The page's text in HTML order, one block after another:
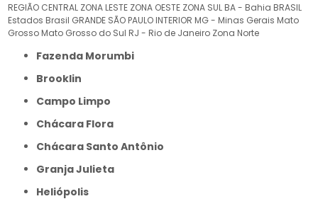
REGIÃO CENTRAL ZONA LESTE ZONA OESTE ZONA SUL BA - Bahia BRASIL
Estados Brasil GRANDE SÃO PAULO INTERIOR MG - Minas Gerais Mato
Grosso Mato Grosso do Sul RJ - Rio de Janeiro Zona Norte
Fazenda Morumbi
Brooklin
Campo Limpo
Chácara Flora
Chácara Santo Antônio
Granja Julieta
Heliópolis